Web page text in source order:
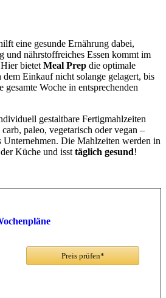
eine gesunde Ernährung dabei,
und nährstoffreiches Essen kommt im
bietetMeal Prep die optimale
dem Einkauf nicht solange gelagert, bis
Woche in entsprechenden
gestaltbare Fertigmahlzeiten
paleo, vegetarisch oder vegan –
Unternehmen. Die Mahlzeiten werden in
Küche und issttäglich gesund!
Preis prüfen*